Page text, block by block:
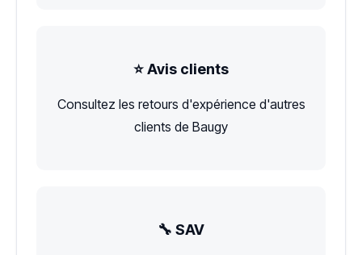
⭐ Avis clients
Consultez les retours d'expérience d'autres
clients de Baugy
🔧 SAV